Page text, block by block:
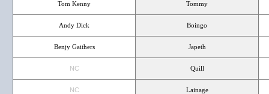
Tom Kenny Tommy
Andy Dick Boingo
Benjy Gaithers Japeth
NC Quill
NC Lainage